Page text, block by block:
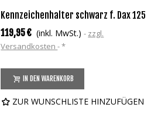
Kennzeichenhalter schwarz f. Dax 125
119,95 € (inkl. MwSt.)
zzgl.
Versandkosten *
IN DEN WARENKORB
ZUR WUNSCHLISTE HINZUFÜGEN